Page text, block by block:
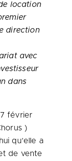
location
direction
avec
dans
février
)
qu’elle a
de vente